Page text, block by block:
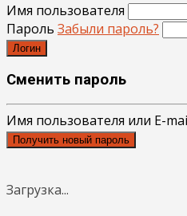
Имя пользователя
Пароль Забыли пароль?
Логин
Сменить пароль
Имя пользователя или E-
Получить новый пароль
Загрузка...